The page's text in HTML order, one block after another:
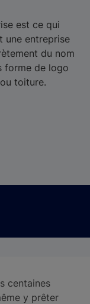
est ce qui
une entreprise
du nom
forme de logo
toiture.
centaines
y prêter